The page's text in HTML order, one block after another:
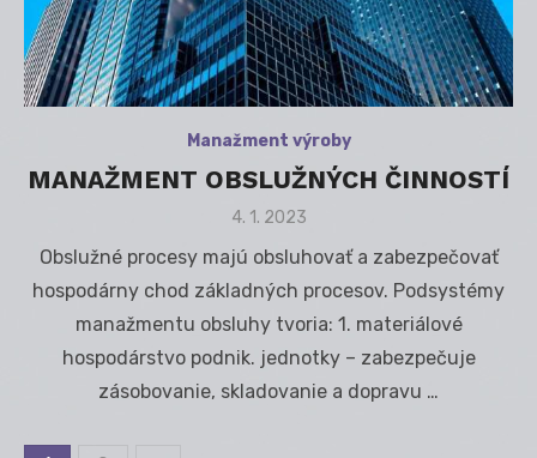
Manažment výroby
MANAŽMENT OBSLUŽNÝCH ČINNOSTÍ
Posted
4. 1. 2023
Obslužné procesy majú obsluhovať a zabezpečovať
hospodárny chod základných procesov. Podsystémy
manažmentu obsluhy tvoria: 1. materiálové
hospodárstvo podnik. jednotky – zabezpečuje
zásobovanie, skladovanie a dopravu …